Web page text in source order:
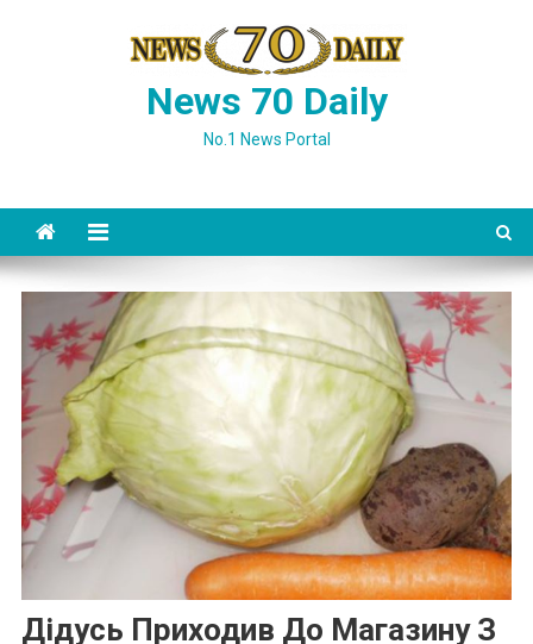
News 70 Daily
No.1 News Portal
Дідусь Приходив До Магазину З